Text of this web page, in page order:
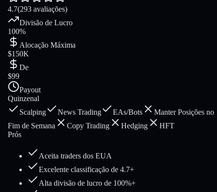
4.7(293 avaliações)
Divisão de Lucro
100%
Alocação Máxima
$150K
De
$99
Payout
Quinzenal
Scalping
News Trading EAs/Bots
Manter Posições no
Fim de Semana
Copy Trading Hedging
HFT
Prós
Aceita traders dos EUA
Excelente classificação de 4.7+
Alta divisão de lucro de 100%+